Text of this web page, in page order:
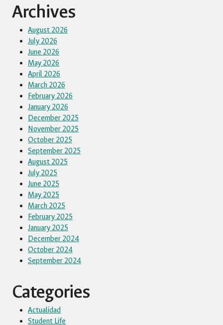
Archives
August 2026
July 2026
June 2026
May 2026
April 2026
March 2026
February 2026
January 2026
December 2025
November 2025
October 2025
September 2025
August 2025
July 2025
June 2025
May 2025
March 2025
February 2025
January 2025
December 2024
October 2024
September 2024
Categories
Actualidad
Student Life